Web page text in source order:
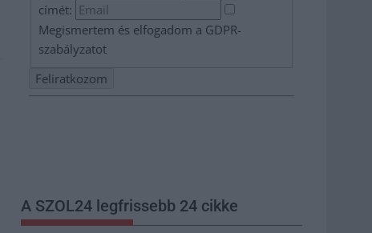
címét:
Megismertem és elfogadom a GDPR-
szabályzatot
A SZOL24 legfrissebb 24 cikke